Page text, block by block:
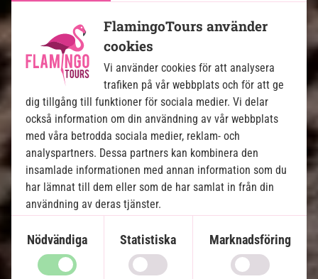
Serengeti Big 5 Safari och Zanzibar
4 nätter på safari med helpension
6 nätter på Zanzibar med halvpension på 4-
stjärnigt hotell
Egen safaribil med privat guide
Tarangire Nationalpark
Ngorongorokratern
Serengeti Nationalpark
Flyg från Serengeti till Zanzibar
FlamingoTours använder
cookies
Vi använder cookies för att analysera
trafiken på vår webbplats och för att ge
dig tillgång till funktioner för sociala medier. Vi delar
också information om din användning av vår webbplats
med våra betrodda sociala medier, reklam- och
analyspartners. Dessa partners kan kombinera den
insamlade informationen med annan information som du
har lämnat till dem eller som de har samlat in från din
användning av deras tjänster.
Nödvändiga Statistiska Marknadsföring